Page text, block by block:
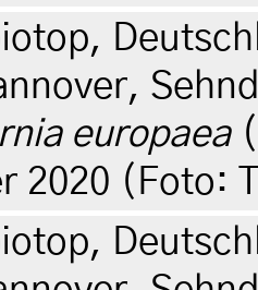
europaea
2020 (Foto: